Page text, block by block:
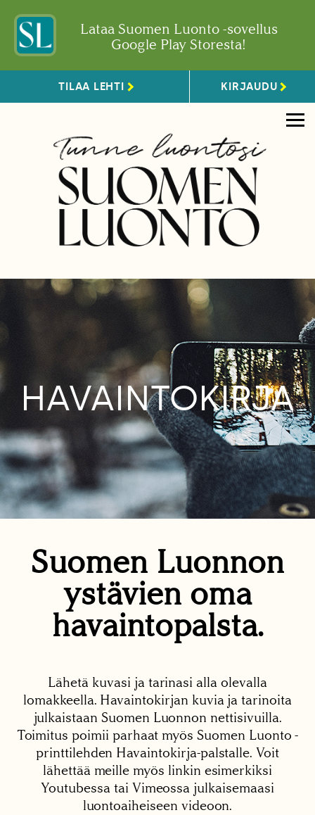
Lataa Suomen Luonto -sovellus
Google Play Storesta!
TILAA LEHTI KIRJAUDU
HAVAINTOKIRJA
Suomen Luonnon
ystävien oma
havaintopalsta.
Lähetä kuvasi ja tarinasi alla olevalla
lomakkeella. Havaintokirjan kuvia ja tarinoita
julkaistaan Suomen Luonnon nettisivuilla.
Toimitus poimii parhaat myös Suomen Luonto -
printtilehden Havaintokirja-palstalle. Voit
lähettää meille myös linkin esimerkiksi
Youtubessa tai Vimeossa julkaisemaasi
luontoaiheiseen videoon.